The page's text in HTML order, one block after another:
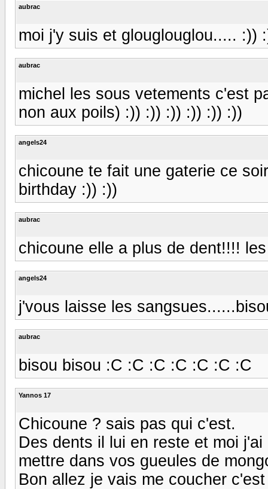
aubrac
moi j'y suis et glouglouglou..... :))
aubrac
michel les sous vetements c'est
non aux poils) :)) :)) :)) :)) :)) :))
angels24
chicoune te fait une gaterie ce
birthday :)) :))
aubrac
chicoune elle a plus de dent!!!!
angels24
j'vous laisse les
aubrac
bisou bisou :C :C :C :C :C :C :C
Yannos 17
Chicoune ? sais pas qui c'est.
Des dents il lui en reste et moi
mettre dans vos gueules de
Bon allez je vais me coucher